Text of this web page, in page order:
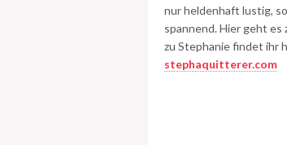
nur heldenhaft lustig,
spannend. Hier geht es
zu Stephanie findet ihr
stephaquitterer.com